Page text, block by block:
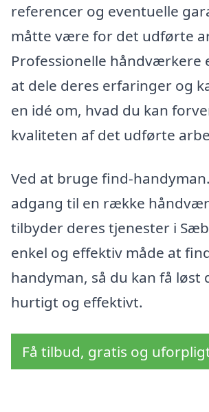
referencer og eventuelle
måtte være for det udførte
Professionelle håndværkere
at dele deres erfaringer og
en idé om, hvad du kan
kvaliteten af det udførte
Ved at bruge find-
adgang til en række
tilbyder deres tjenester i
enkel og effektiv måde at
handyman, så du kan få løst
hurtigt og effektivt.
Få tilbud, gratis og